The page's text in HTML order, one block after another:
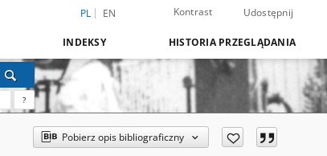
PL EN Kontrast Udostępnij
INDEKSY HISTORIA PRZEGLĄDANIA
?
Pobierz opis bibliograficzny